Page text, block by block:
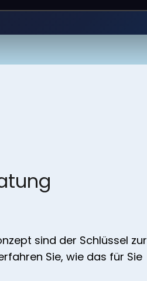
sind der Schlüssel zur
Sie, wie das für Sie